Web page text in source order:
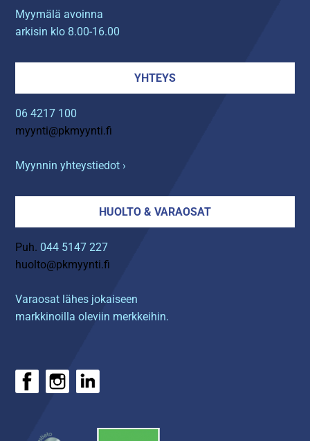
Myymälä avoinna
arkisin klo 8.00-16.00
YHTEYS
06 4217 100
myynti@pkmyynti.fi
Myynnin yhteystiedot ›
HUOLTO & VARAOSAT
Puh. 044 5147 227
huolto@pkmyynti.fi
Varaosat lähes jokaiseen
markkinoilla oleviin merkkeihin.